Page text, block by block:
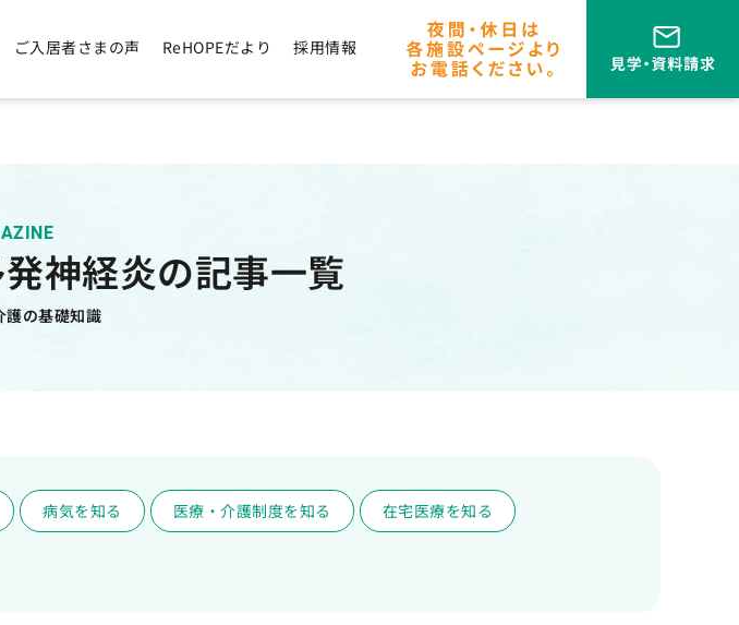
ご入居者さまの声 ReHOPEだより 採用情報
神経炎の記事一覧
護の基礎知識
病気を知る 医療・介護制度を知る 在宅医療を知る